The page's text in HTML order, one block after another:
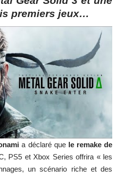
premiers jeux…
a déclaré que le remake de
PS5 et Xbox Series offrira « les
un scénario riche et des